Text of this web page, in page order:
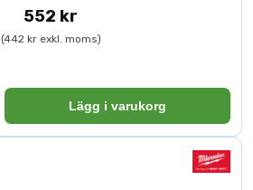
552 kr
(442 kr exkl. moms)
Lägg i varukorg